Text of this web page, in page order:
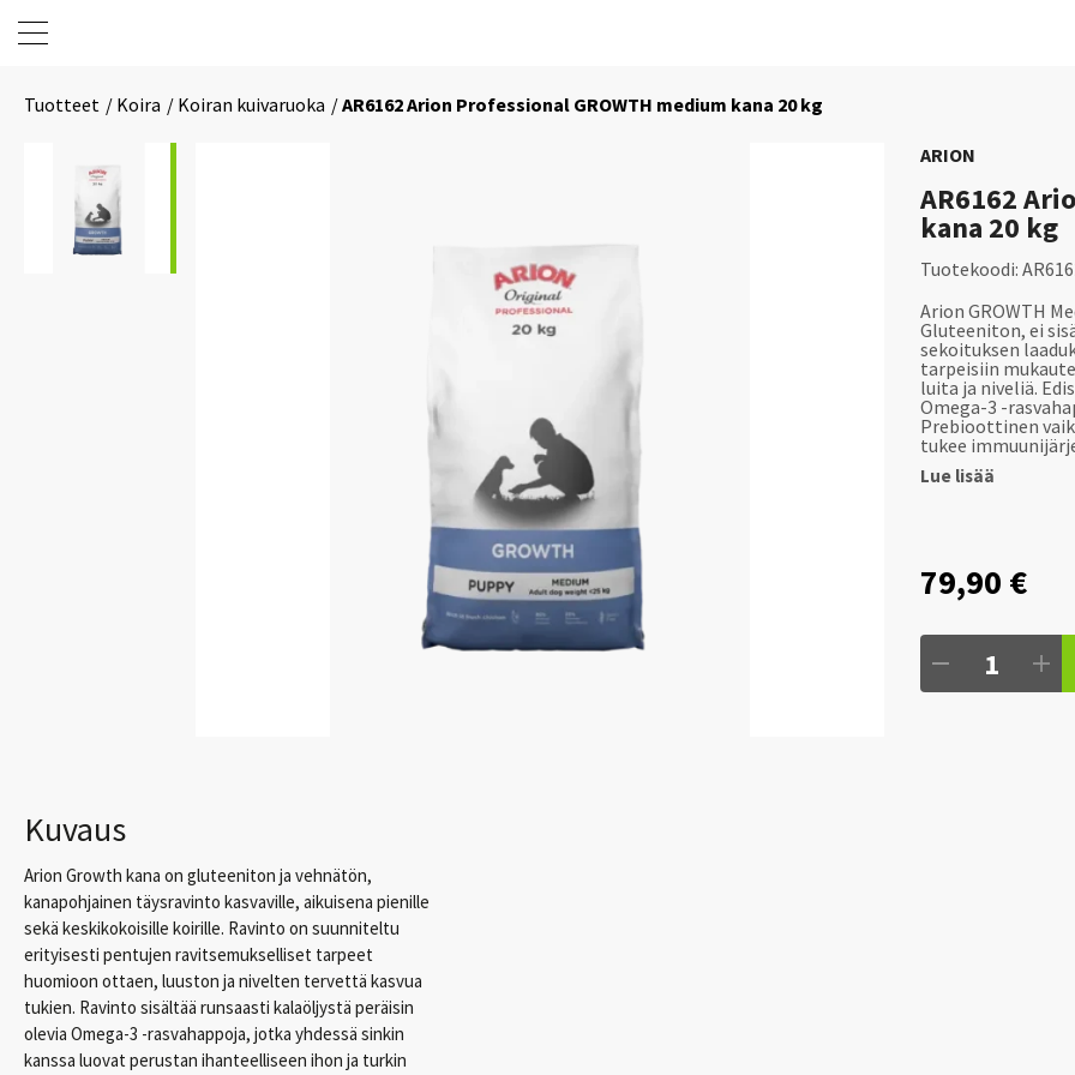
Tuotteet Koira Koiran kuivaruoka AR6162 Arion Professional GROWTH medium kana 20 kg
ARION
AR6162
kana 20 kg
Tuotekoodi:
Arion GROWTH
Gluteeniton, ei
sekoituksen
tarpeisiin
luita ja niveliä.
Omega-3 -
Prebioottinen
tukee
Lue lisää
79,90 €
Kuvaus
Arion Growth kana on gluteeniton ja vehnätön,
kanapohjainen täysravinto kasvaville, aikuisena pienille
sekä keskikokoisille koirille. Ravinto on suunniteltu
erityisesti pentujen ravitsemukselliset tarpeet
huomioon ottaen, luuston ja nivelten tervettä kasvua
tukien. Ravinto sisältää runsaasti kalaöljystä peräisin
olevia Omega-3 -rasvahappoja, jotka yhdessä sinkin
kanssa luovat perustan ihanteelliseen ihon ja turkin